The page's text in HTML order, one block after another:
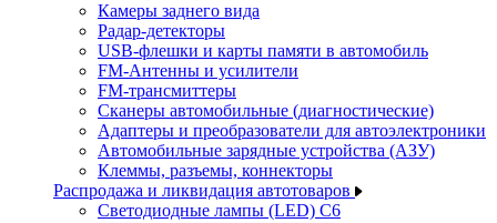
Камеры заднего вида
Радар-детекторы
USB-флешки и карты памяти в автомобиль
FM-Антенны и усилители
FM-трансмиттеры
Сканеры автомобильные (диагностические)
Адаптеры и преобразователи для автоэлектроники
Автомобильные зарядные устройства (АЗУ)
Клеммы, разъемы, коннекторы
Распродажа и ликвидация автотоваров
Светодиодные лампы (LED) C6